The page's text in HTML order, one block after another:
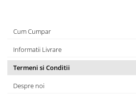
Cum Cumpar
Informatii Livrare
Termeni si Conditii
Despre noi